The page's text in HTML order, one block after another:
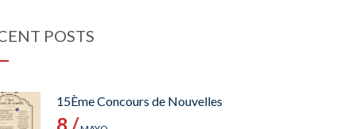
POSTS
15Ème Concours de Nouvelles